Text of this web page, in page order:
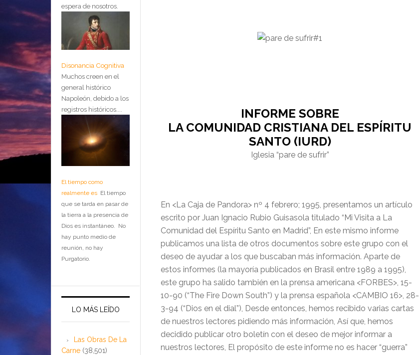
INFORME SOBRE
LA COMUNIDAD CRISTIANA DEL ESPÍRITU
SANTO (IURD)
Iglesia “pare de sufrir”
En <La Caja de Pandora> nº 4 febrero; 1995, presentamos un artículo
escrito por Juan Ignacio Rubio Guisasola titulado “Mi Visita a La
Comunidad del Espíritu Santo en Madrid”, En este mismo informe
publicamos una lista de otros documentos sobre este grupo con el
deseo de ayudar a los que buscaban más información. Aparte de
estos informes (la mayoría publicados en Brasil entre 1989 a 1995),
este grupo ha salido también en la prensa americana <FORBES>, 15-
10-90 (“The Fire Down South”) y la prensa española <CAMBIO 16>, 28-
3-94 (“Dios en el dial”), Desde entonces, hemos recibido varias cartas
de nuestros lectores pidiendo más información, Así que, hemos
decidido publicar otro boletín con el deseo de mejor informar a
nuestros lectores, El propósito de este informe no es hacer “guerra”
espera de nosotros.
Disonancia Cognitiva
Muchos creen en el
general histórico
Napoleón, debido a los
registros históricos....
El tiempo como
realmente es El tiempo
que se tarda en pasar de
la tierra a la presencia de
Dios es instantáneo. No
hay punto medio de
reunión, no hay
Purgatorio.
LO MÁS LEÍDO
Las Obras De La
Carne (38,501)